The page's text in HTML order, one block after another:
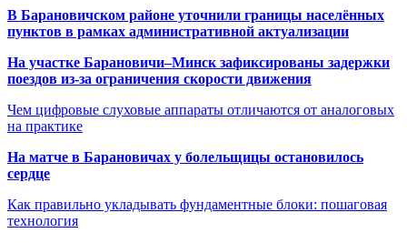
В Барановичском районе уточнили границы населённых
пунктов в рамках административной актуализации
На участке Барановичи–Минск зафиксированы задержки
поездов из-за ограничения скорости движения
Чем цифровые слуховые аппараты отличаются от аналоговых
на практике
На матче в Барановичах у болельщицы остановилось
сердце
Как правильно укладывать фундаментные блоки: пошаговая
технология